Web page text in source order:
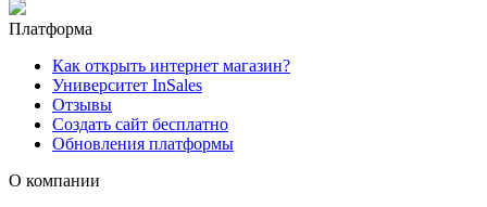
Платформа
Как открыть интернет магазин?
Университет InSales
Отзывы
Создать сайт бесплатно
Обновления платформы
О компании